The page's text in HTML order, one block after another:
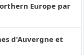
Europe par
d'Auvergne et